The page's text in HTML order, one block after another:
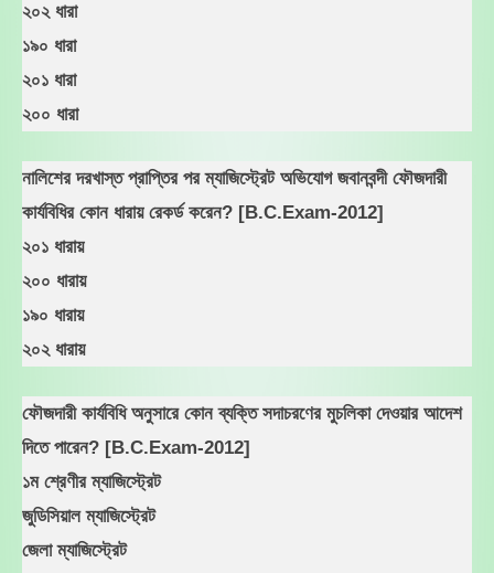
২০২ ধারা
১৯০ ধারা
২০১ ধারা
২০০ ধারা
নালিশের দরখাস্ত প্রাপ্তির পর ম্যাজিস্ট্রেট অভিযোগ জবানবন্দী ফৌজদারী
কার্যবিধির কোন ধারায় রেকর্ড করেন? [B.C.Exam-2012]
২০১ ধারায়
২০০ ধারায়
১৯০ ধারায়
২০২ ধারায়
ফৌজদারী কার্যবিধি অনুসারে কোন ব্যক্তি সদাচরণের মুচলিকা দেওয়ার আদেশ
দিতে পারেন? [B.C.Exam-2012]
১ম শ্রেণীর ম্যাজিস্ট্রেট
জুডিসিয়াল ম্যাজিস্ট্রেট
জেলা ম্যাজিস্ট্রেট